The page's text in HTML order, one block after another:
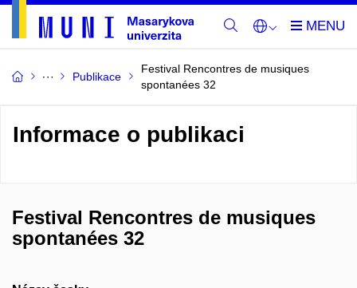
Publikace
Festival Rencontres de musiques
spontanées 32
Informace o publikaci
Festival Rencontres de musiques
spontanées 32